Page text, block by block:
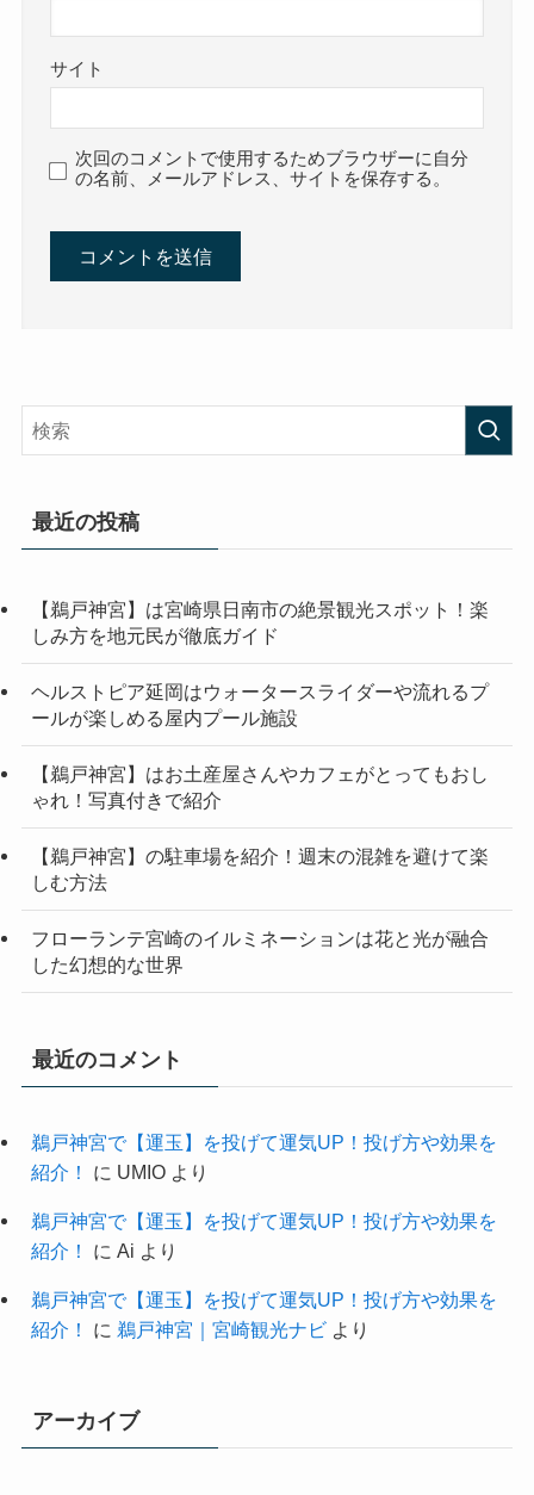
サイト
次回のコメントで使用するためブラウザーに自分
の名前、メールアドレス、サイトを保存する。
最近の投稿
【鵜戸神宮】は宮崎県日南市の絶景観光スポット！楽
しみ方を地元民が徹底ガイド
ヘルストピア延岡はウォータースライダーや流れるプ
ールが楽しめる屋内プール施設
【鵜戸神宮】はお土産屋さんやカフェがとってもおし
ゃれ！写真付きで紹介
【鵜戸神宮】の駐車場を紹介！週末の混雑を避けて楽
しむ方法
フローランテ宮崎のイルミネーションは花と光が融合
した幻想的な世界
最近のコメント
鵜戸神宮で【運玉】を投げて運気UP！投げ方や効果を
紹介！
に UMIOより
鵜戸神宮で【運玉】を投げて運気UP！投げ方や効果を
紹介！
に Ai より
鵜戸神宮で【運玉】を投げて運気UP！投げ方や効果を
紹介！
に 鵜戸神宮｜宮崎観光ナビより
アーカイブ